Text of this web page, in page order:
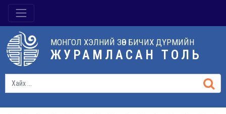
МОНГОЛ ХЭЛНИЙ ЗӨВ БИЧИХ ДҮРМИЙН
ЖУРАМЛАСАН ТОЛЬ